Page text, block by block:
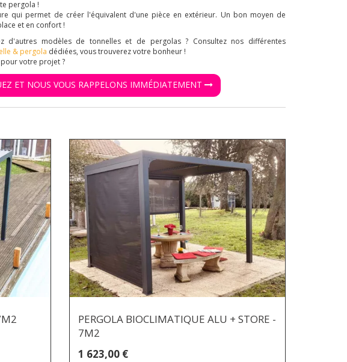
pergola !
qui permet de créer l'équivalent d'une pièce en extérieur. Un bon moyen de
et en confort !
d'autres modèles de tonnelles et de pergolas ? Consultez nos différentes
& pergola dédiées, vous trouverez votre bonheur !
votre projet ?
ET NOUS VOUS RAPPELONS IMMÉDIATEMENT
PERGOLA BIOCLIMATIQUE ALU + STORE -
7M2
1 623,00 €